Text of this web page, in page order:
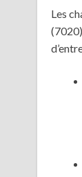
Les